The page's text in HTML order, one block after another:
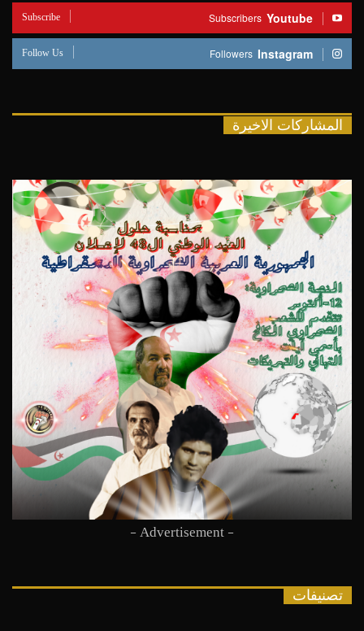
Youtube
Subscribers
Subscribe
Instagram
Followers
Follow Us
المشاركات الاخيرة
- Advertisement -
تصنيفات